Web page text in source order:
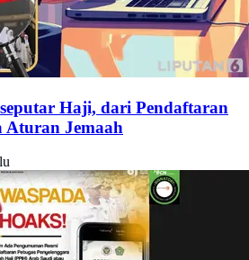
Haji, dari Pendaftaran
Aturan Jemaah